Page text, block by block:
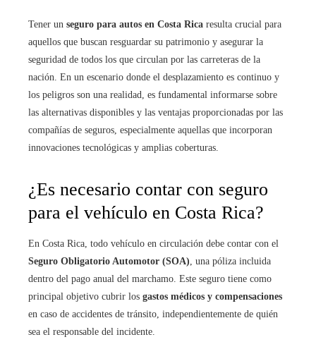
Tener un seguro para autos en Costa Rica resulta crucial para
aquellos que buscan resguardar su patrimonio y asegurar la
seguridad de todos los que circulan por las carreteras de la
nación. En un escenario donde el desplazamiento es continuo y
los peligros son una realidad, es fundamental informarse sobre
las alternativas disponibles y las ventajas proporcionadas por las
compañías de seguros, especialmente aquellas que incorporan
innovaciones tecnológicas y amplias coberturas.
¿Es necesario contar con seguro
para el vehículo en Costa Rica?
En Costa Rica, todo vehículo en circulación debe contar con el
Seguro Obligatorio Automotor (SOA), una póliza incluida
dentro del pago anual del marchamo. Este seguro tiene como
principal objetivo cubrir los gastos médicos y compensaciones
en caso de accidentes de tránsito, independientemente de quién
sea el responsable del incidente.